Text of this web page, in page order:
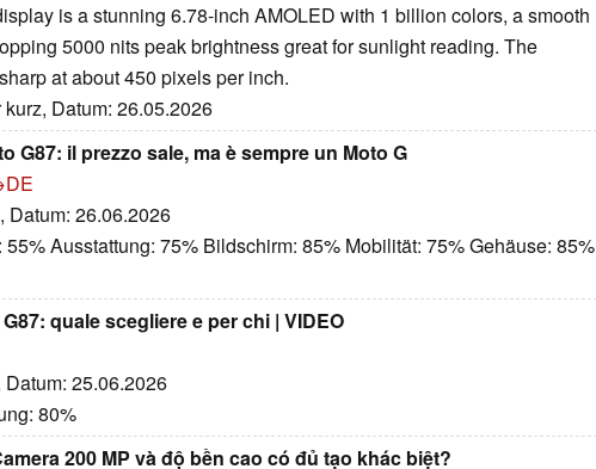
is a stunning 6.78-inch AMOLED with 1 billion colors, a smooth
5000 nits peak brightness great for sunlight reading. The
at about 450 pixels per inch.
Datum: 26.05.2026
G87: il prezzo sale, ma è sempre un Moto G
Datum: 26.06.2026
55% Ausstattung: 75% Bildschirm: 85% Mobilität: 75% Gehäuse: 85%
quale scegliere e per chi | VIDEO
25.06.2026
80%
200 MP và độ bền cao có đủ tạo khác biệt?